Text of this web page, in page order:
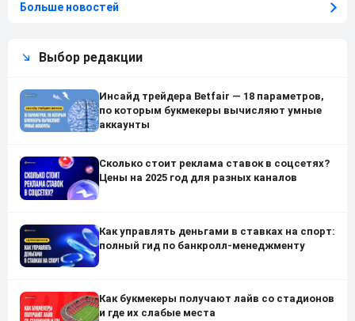
Больше новостей
Выбор редакции
Инсайд трейдера Betfair — 18 параметров,
по которым букмекеры вычисляют умные
аккаунты
Сколько стоит реклама ставок в соцсетях?
Цены на 2025 год для разных каналов
Как управлять деньгами в ставках на спорт:
полный гид по банкролл-менеджменту
Как букмекеры получают лайв со стадионов
и где их слабые места